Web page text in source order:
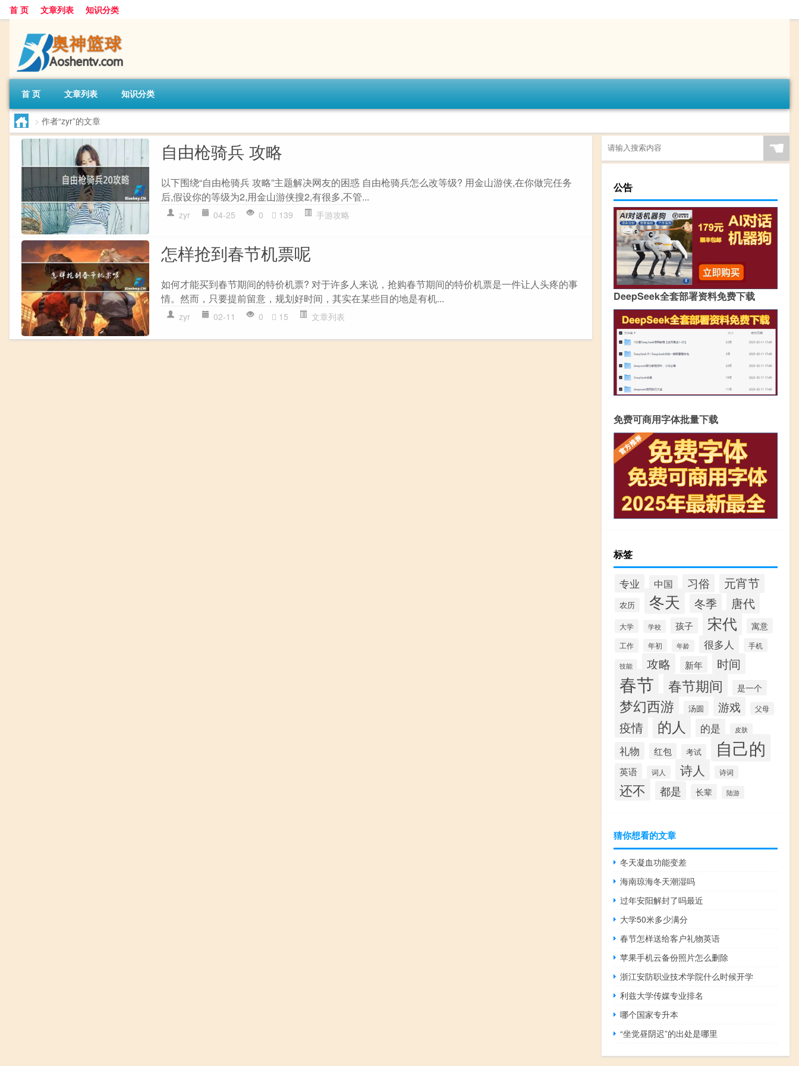
首 页 文章列表 知识分类
首 页 文章列表 知识分类
> 作者“zyr”的文章
自由枪骑兵 攻略
以下围绕“自由枪骑兵 攻略”主题解决网友的困惑 自由枪骑兵怎么改等级? 用金山游侠,在你做完任务
后,假设你的等级为2,用金山游侠搜2,有很多,不管...
zyr 04-25 0 139 手游攻略
怎样抢到春节机票呢
如何才能买到春节期间的特价机票? 对于许多人来说，抢购春节期间的特价机票是一件让人头疼的事
情。然而，只要提前留意，规划好时间，其实在某些目的地是有机...
zyr 02-11 0 15 文章列表
☚
公告
DeepSeek全套部署资料免费下载
免费可商用字体批量下载
标签
专业 中国 习俗 元宵节
农历 冬天 冬季 唐代
大学 学校 孩子 宋代 寓意
工作 年初 年龄 很多人 手机
技能 攻略 新年 时间
春节 春节期间 是一个
梦幻西游 汤圆 游戏 父母
疫情 的人 的是 皮肤
礼物 红包 考试 自己的
英语 词人 诗人 诗词
还不 都是 长辈 陆游
猜你想看的文章
冬天凝血功能变差
海南琼海冬天潮湿吗
过年安阳解封了吗最近
大学50米多少满分
春节怎样送给客户礼物英语
苹果手机云备份照片怎么删除
浙江安防职业技术学院什么时候开学
利兹大学传媒专业排名
哪个国家专升本
“坐觉昼阴迟”的出处是哪里